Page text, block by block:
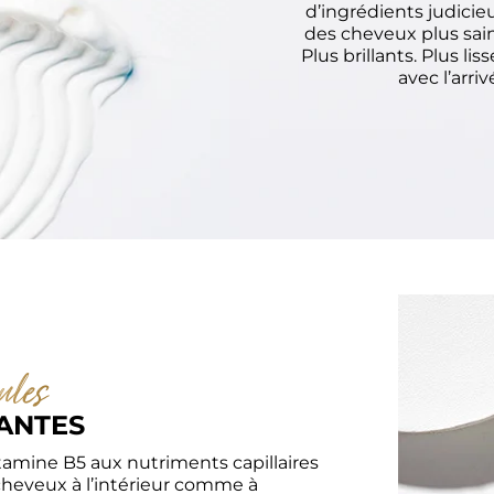
d’ingrédients
des cheveux plus
Plus brillants. Plus
avec
B5 aux nutriments capillaires
à l’intérieur comme à